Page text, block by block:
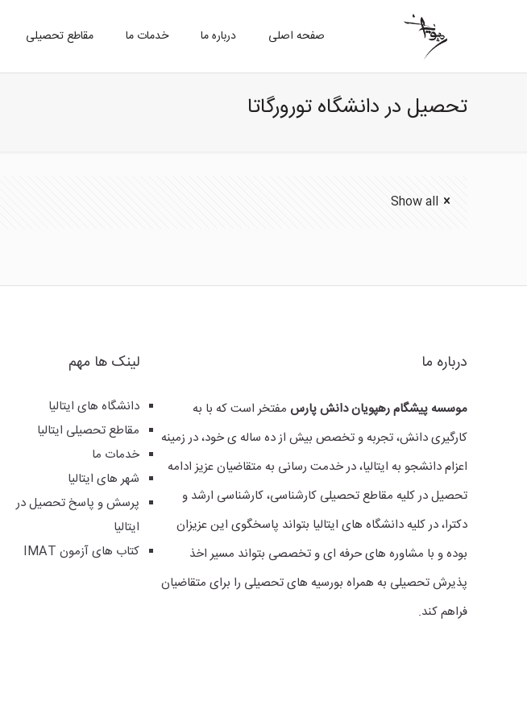
صفحه اصلی درباره ما خدمات ما مقاطع تحصیلی
تحصیل در دانشگاه تورورگاتا
Show all
درباره ما
موسسه پیشگام رهپویان دانش پارس مفتخر است که با به
کارگیری دانش، تجربه و تخصص بیش از ده ساله ی خود، در زمینه
اعزام دانشجو به ایتالیا، در خدمت رسانی به متقاضیان عزیز ادامه
تحصیل در کلیه مقاطع تحصیلی کارشناسی، کارشناسی ارشد و
دکترا، در کلیه دانشگاه های ایتالیا بتواند پاسخگوی این عزیزان
بوده و با مشاوره های حرفه ای و تخصصی بتواند مسیر اخذ
پذیرش تحصیلی به همراه بورسیه های تحصیلی را برای متقاضیان
فراهم کند.
لینک ها مهم
دانشگاه های ایتالیا
مقاطع تحصیلی ایتالیا
خدمات ما
شهر های ایتالیا
پرسش و پاسخ تحصیل در
ایتالیا
کتاب های آزمون IMAT